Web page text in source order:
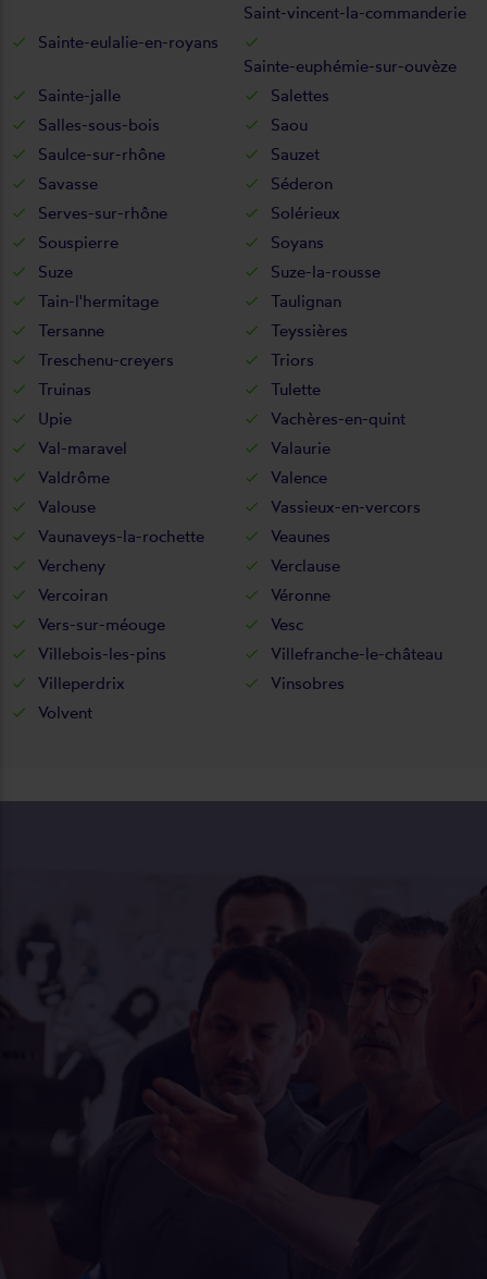
Saint-vincent-la-commanderie
Sainte-eulalie-en-royans
Sainte-euphémie-sur-ouvèze
Sainte-jalle
Salettes
Salles-sous-bois
Saou
Saulce-sur-rhône
Sauzet
Savasse
Séderon
Serves-sur-rhône
Solérieux
Souspierre
Soyans
Suze
Suze-la-rousse
Tain-l'hermitage
Taulignan
Tersanne
Teyssières
Treschenu-creyers
Triors
Truinas
Tulette
Upie
Vachères-en-quint
Val-maravel
Valaurie
Valdrôme
Valence
Valouse
Vassieux-en-vercors
Vaunaveys-la-rochette
Veaunes
Vercheny
Verclause
Vercoiran
Véronne
Vers-sur-méouge
Vesc
Villebois-les-pins
Villefranche-le-château
Villeperdrix
Vinsobres
Volvent